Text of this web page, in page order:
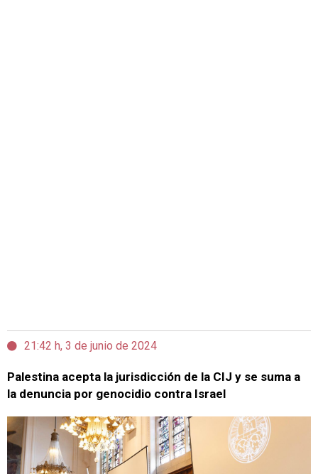
21:42 h, 3 de junio de 2024
Palestina acepta la jurisdicción de la CIJ y se suma a
la denuncia por genocidio contra Israel